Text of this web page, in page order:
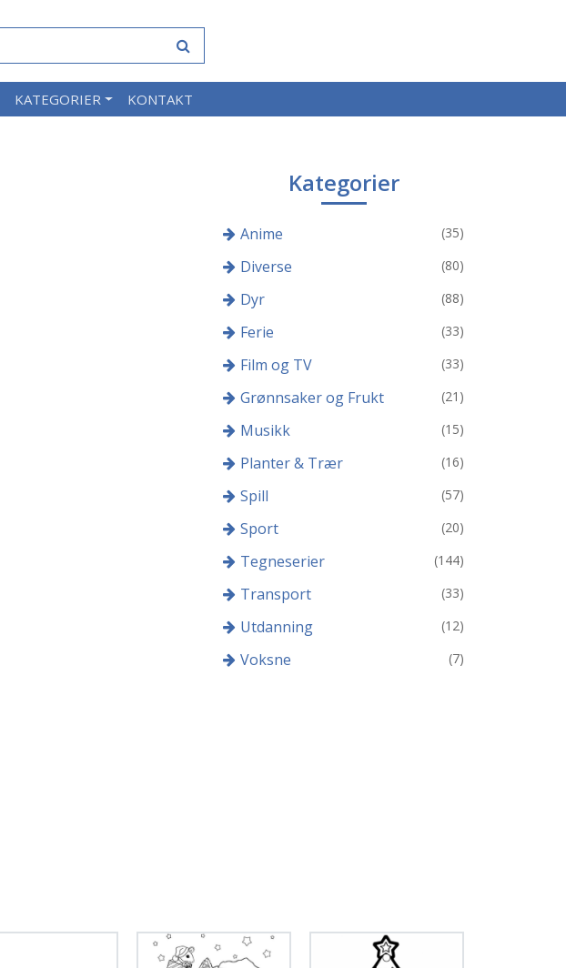
KATEGORIER KONTAKT
Kategorier
Anime (35)
Diverse (80)
Dyr (88)
Ferie (33)
Film og TV (33)
Grønnsaker og Frukt (21)
Musikk (15)
Planter & Trær (16)
Spill (57)
Sport (20)
Tegneserier (144)
Transport (33)
Utdanning (12)
Voksne (7)